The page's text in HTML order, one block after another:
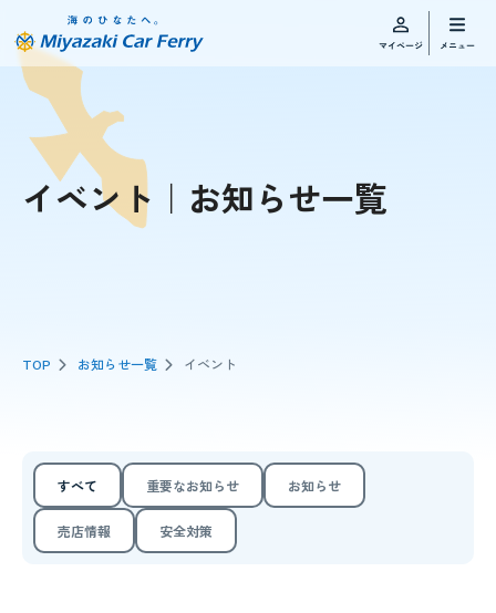
イベント｜お知らせ一覧
TOP お知らせ一覧 イベント
すべて 重要なお知らせ お知らせ
売店情報 安全対策